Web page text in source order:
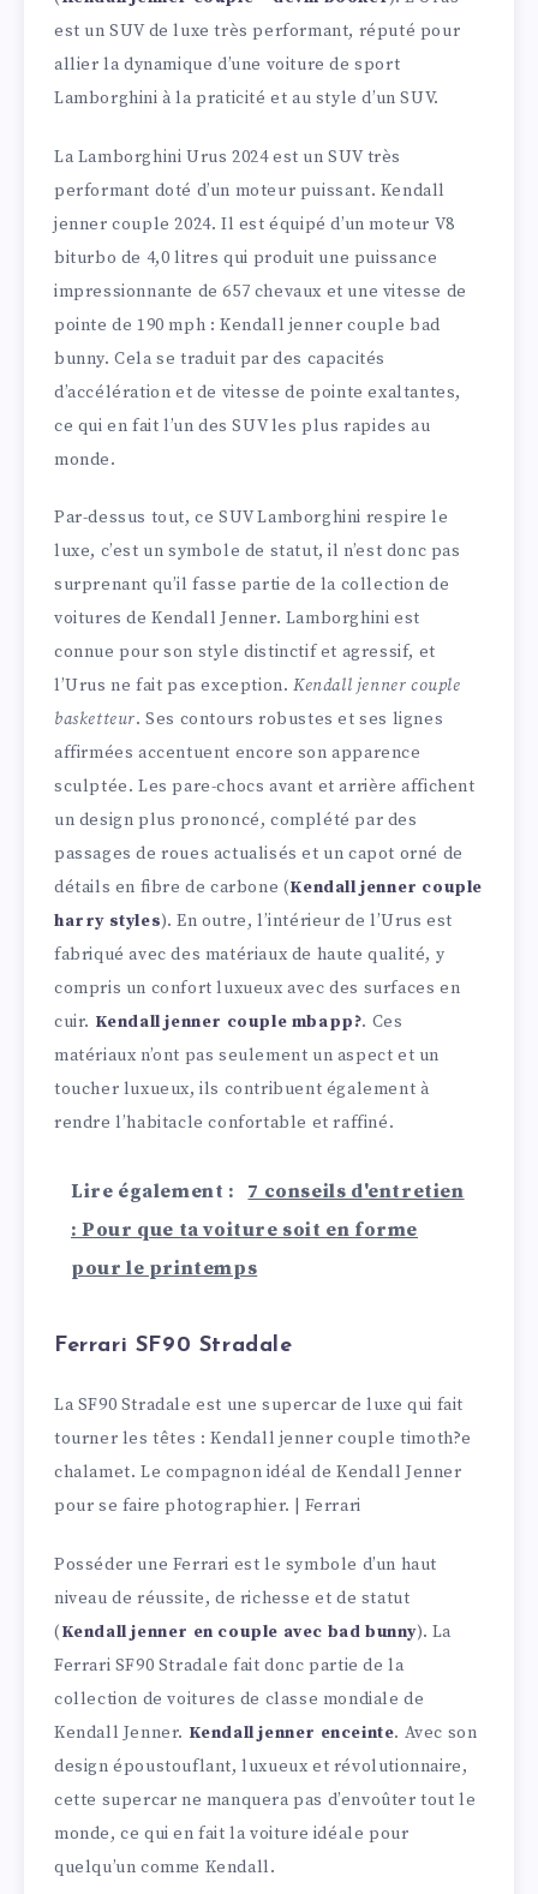
est un SUV de luxe très performant, réputé pour
allier la dynamique d’une voiture de sport
Lamborghini à la praticité et au style d’un SUV.
La Lamborghini Urus 2024 est un SUV très
performant doté d’un moteur puissant. Kendall
jenner couple 2024. Il est équipé d’un moteur V8
biturbo de 4,0 litres qui produit une puissance
impressionnante de 657 chevaux et une vitesse de
pointe de 190 mph : Kendall jenner couple bad
bunny. Cela se traduit par des capacités
d’accélération et de vitesse de pointe exaltantes,
ce qui en fait l’un des SUV les plus rapides au
monde.
Par-dessus tout, ce SUV Lamborghini respire le
luxe, c’est un symbole de statut, il n’est donc pas
surprenant qu’il fasse partie de la collection de
voitures de Kendall Jenner. Lamborghini est
connue pour son style distinctif et agressif, et
l’Urus ne fait pas exception.Kendall jenner couple
basketteur. Ses contours robustes et ses lignes
affirmées accentuent encore son apparence
sculptée. Les pare-chocs avant et arrière affichent
un design plus prononcé, complété par des
passages de roues actualisés et un capot orné de
détails en fibre de carbone (Kendall jenner couple
harry styles). En outre, l’intérieur de l’Urus est
fabriqué avec des matériaux de haute qualité, y
compris un confort luxueux avec des surfaces en
cuir. Kendall jenner couple mbapp?. Ces
matériaux n’ont pas seulement un aspect et un
toucher luxueux, ils contribuent également à
rendre l’habitacle confortable et raffiné.
Lire également :
7 conseils d'entretien
: Pour que ta voiture soit en forme
pour le printemps
Ferrari SF90 Stradale
La SF90 Stradale est une supercar de luxe qui fait
tourner les têtes : Kendall jenner couple timoth?e
chalamet. Le compagnon idéal de Kendall Jenner
pour se faire photographier. | Ferrari
Posséder une Ferrari est le symbole d’un haut
niveau de réussite, de richesse et de statut
(Kendall jenner en couple avec bad bunny). La
Ferrari SF90 Stradale fait donc partie de la
collection de voitures de classe mondiale de
Kendall Jenner. Kendall jenner enceinte. Avec son
design époustouflant, luxueux et révolutionnaire,
cette supercar ne manquera pas d’envoûter tout le
monde, ce qui en fait la voiture idéale pour
quelqu’un comme Kendall.